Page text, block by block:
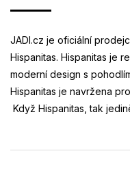
JADI.cz je oficiální
Hispanitas. Hispanitas je
moderní design s
Hispanitas je navržena
Když Hispanitas, tak